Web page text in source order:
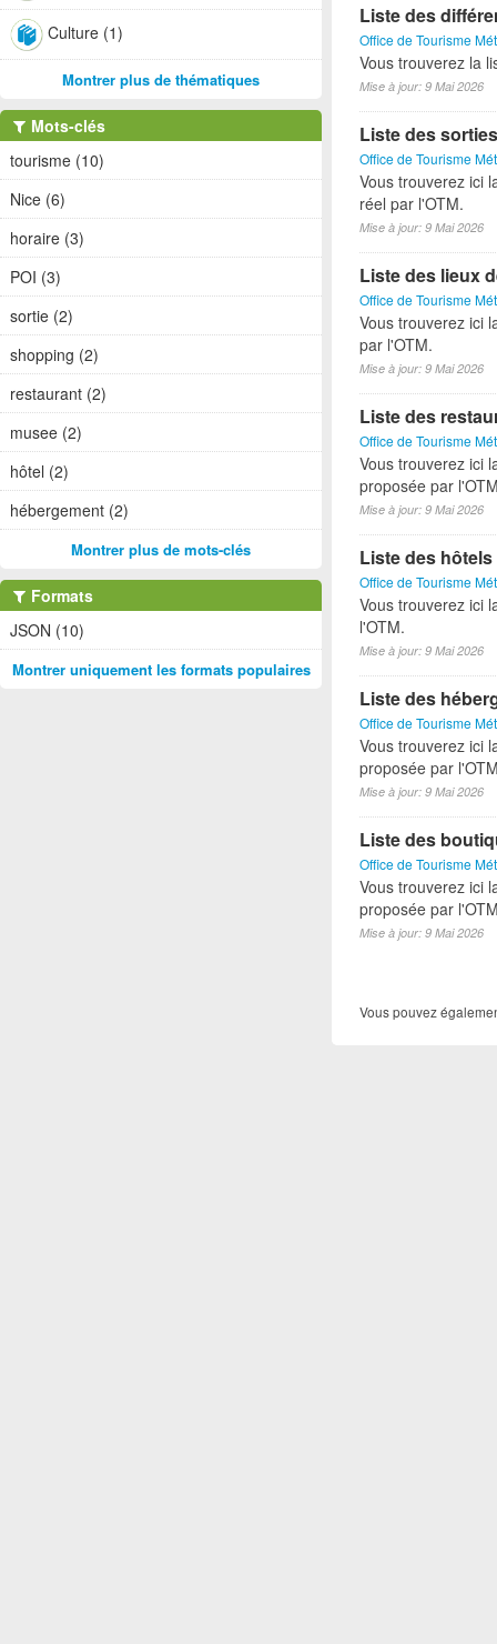
Liste des
Office de Tourisme
Vous trouverez la
Mise à jour: 9 Mai 2026
Liste des
Office de Tourisme
Vous trouverez ici
réel par l'OTM.
Mise à jour: 9 Mai 2026
Liste des lieux
Office de Tourisme
Vous trouverez ici
par l'OTM.
Mise à jour: 9 Mai 2026
Liste des
Office de Tourisme
Vous trouverez ici
proposée par
Mise à jour: 9 Mai 2026
Liste des
Office de Tourisme
Vous trouverez ici
l'OTM.
Mise à jour: 9 Mai 2026
Liste des
Office de Tourisme
Vous trouverez ici
proposée par
Mise à jour: 9 Mai 2026
Liste des
Office de Tourisme
Vous trouverez ici
proposée par
Mise à jour: 9 Mai 2026
Vous pouvez
Culture (1)
Montrer plus de thématiques
Mots-clés
tourisme (10)
Nice (6)
horaire (3)
POI (3)
sortie (2)
shopping (2)
restaurant (2)
musee (2)
hôtel (2)
hébergement (2)
Montrer plus de mots-clés
Formats
JSON (10)
Montrer uniquement les formats populaires